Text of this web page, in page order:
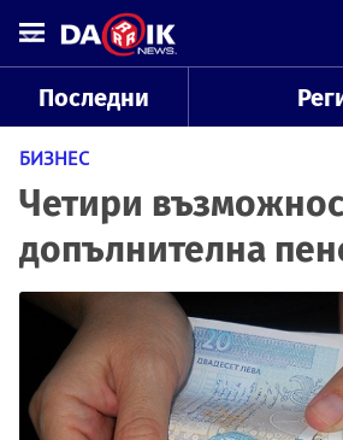
Последни
БИЗНЕС
Четири
допълнителна